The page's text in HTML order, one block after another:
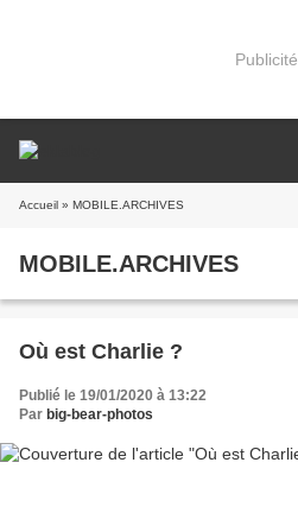
Publicité
Accueil » MOBILE.ARCHIVES
MOBILE.ARCHIVES
Où est Charlie ?
Publié le 19/01/2020 à 13:22
Par big-bear-photos